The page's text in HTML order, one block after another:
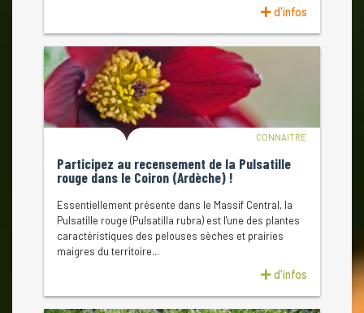
d'infos
CONNAITRE
Participez au recensement de la Pulsatille
rouge dans le Coiron (Ardèche) !
Essentiellement présente dans le Massif Central, la
Pulsatille rouge (Pulsatilla rubra) est l'une des plantes
caractéristiques des pelouses sèches et prairies
maigres du territoire...
d'infos